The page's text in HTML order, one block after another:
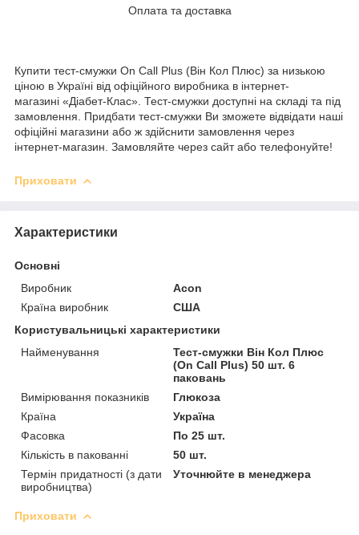
Оплата та доставка
Купити тест-смужки On Call Plus (Він Кол Плюс) за низькою
ціною в Україні від офіційного виробника в інтернет-
магазині «Діабет-Клас». Тест-смужки доступні на складі та під
замовлення. Придбати тест-смужки Ви зможете відвідати наші
офіційні магазини або ж здійснити замовлення через
інтернет-магазин. Замовляйте через сайт або телефонуйте!
Приховати
Характеристики
Основні
Виробник
Acon
Країна виробник
США
Користувальницькі характеристики
Найменування
Тест-смужки Він Кол Плюс
(On Call Plus) 50 шт. 6
паковань
Вимірювання показників
Глюкоза
Країна
Україна
Фасовка
По 25 шт.
Кількість в пакованні
50 шт.
Термін придатності (з дати
виробництва)
Уточнюйте в менеджера
Приховати